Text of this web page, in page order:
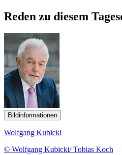
Reden zu diesem
Bildinformationen
Wolfgang Kubicki
© Wolfgang Kubicki/ Tobias Koch